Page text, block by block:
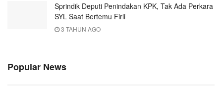
Sprindik Deputi Penindakan KPK, Tak Ada Perkara
SYL Saat Bertemu Firli
3 TAHUN AGO
Popular News